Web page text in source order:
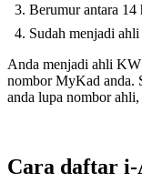
Berumur antara 14
Sudah menjadi
Anda menjadi ahli
nombor MyKad anda.
anda lupa nombor ahli,
Cara daftar i-